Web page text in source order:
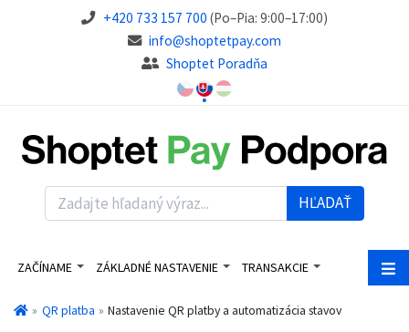
+420 733 157 700 (Po–Pia: 9:00–17:00)
info@shoptetpay.com
Shoptet Poradňa
HĽADAŤ
ZAČÍNAME ZÁKLADNÉ NASTAVENIE TRANSAKCIE
QR platba Nastavenie QR platby a automatizácia stavov